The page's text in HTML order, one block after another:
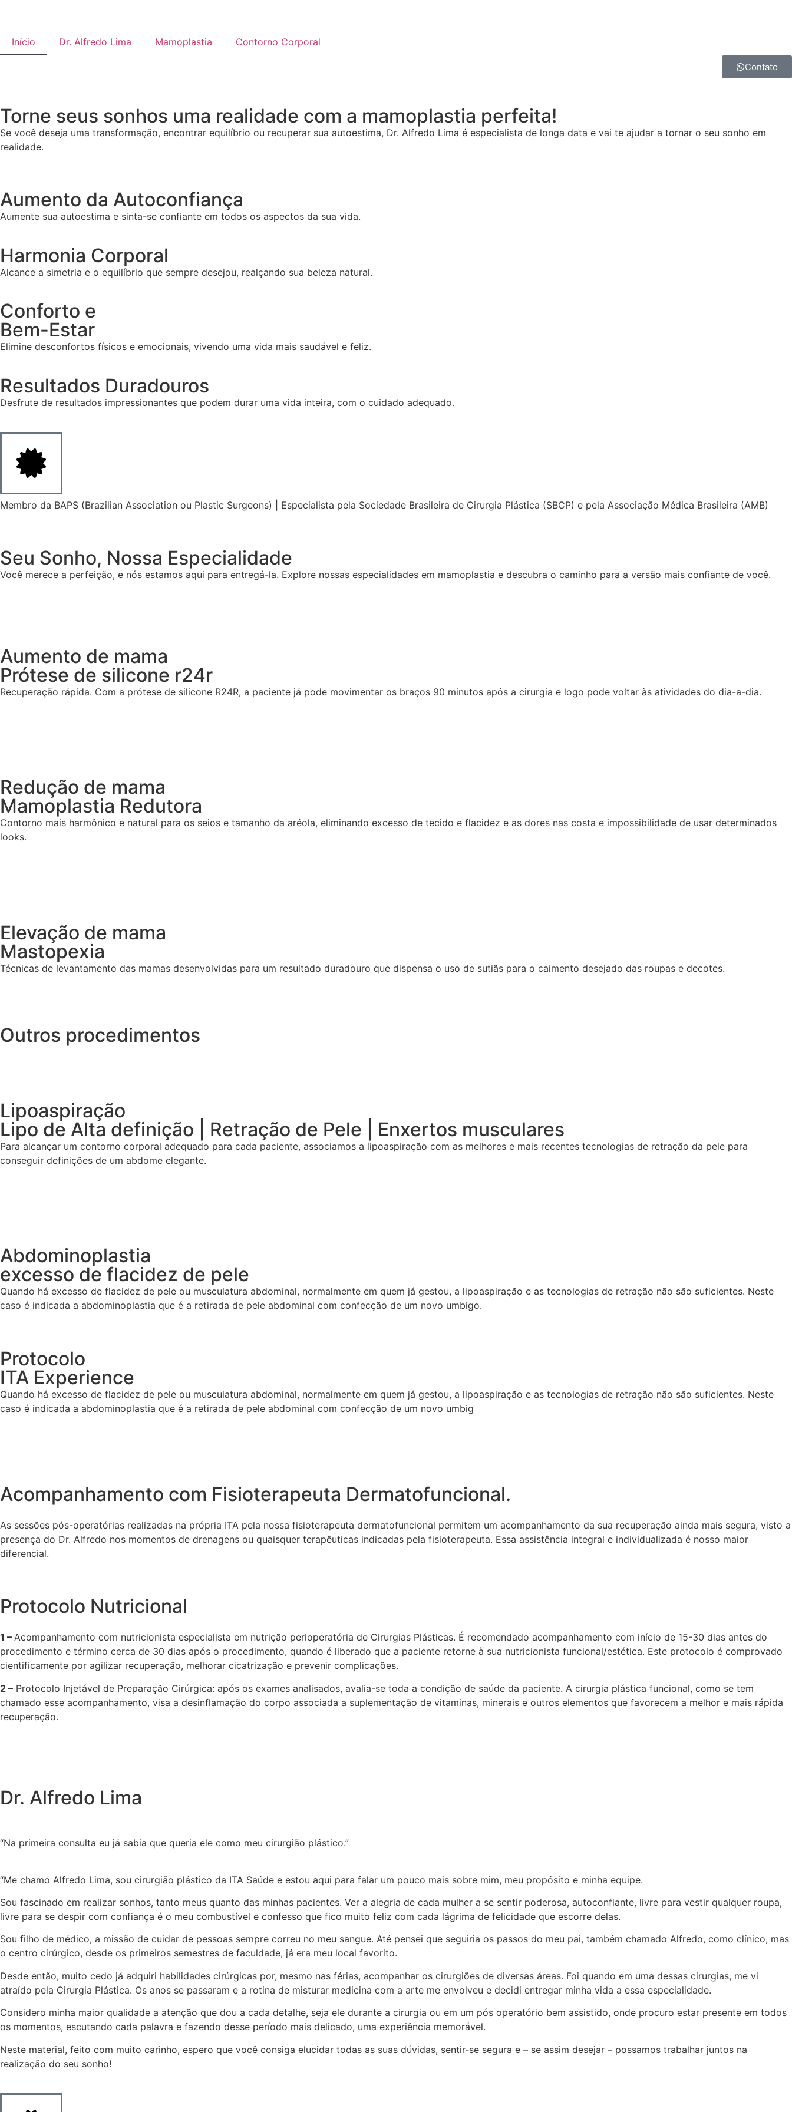
Início Dr. Alfredo Lima Mamoplastia Contorno Corporal
Contato
Torne seus sonhos uma realidade com a mamoplastia perfeita!
Se você deseja uma transformação, encontrar equilíbrio ou recuperar sua autoestima, Dr. Alfredo Lima é especialista de longa data e vai te ajudar a tornar o seu sonho em
realidade.
Aumento da Autoconfiança
Aumente sua autoestima e sinta-se confiante em todos os aspectos da sua vida.
Harmonia Corporal
Alcance a simetria e o equilíbrio que sempre desejou, realçando sua beleza natural.
Conforto e
Bem-Estar
Elimine desconfortos físicos e emocionais, vivendo uma vida mais saudável e feliz.
Resultados Duradouros
Desfrute de resultados impressionantes que podem durar uma vida inteira, com o cuidado adequado.
Membro da BAPS (Brazilian Association ou Plastic Surgeons) | Especialista pela Sociedade Brasileira de Cirurgia Plástica (SBCP) e pela Associação Médica Brasileira (AMB)
Seu Sonho, Nossa Especialidade
Você merece a perfeição, e nós estamos aqui para entregá-la. Explore nossas especialidades em mamoplastia e descubra o caminho para a versão mais confiante de você.
Aumento de mama
Prótese de silicone r24r
Recuperação rápida. Com a prótese de silicone R24R, a paciente já pode movimentar os braços 90 minutos após a cirurgia e logo pode voltar às atividades do dia-a-dia.
Redução de mama
Mamoplastia Redutora
Contorno mais harmônico e natural para os seios e tamanho da aréola, eliminando excesso de tecido e flacidez e as dores nas costa e impossibilidade de usar determinados
looks.
Elevação de mama
Mastopexia
Técnicas de levantamento das mamas desenvolvidas para um resultado duradouro que dispensa o uso de sutiãs para o caimento desejado das roupas e decotes.
Outros procedimentos
Lipoaspiração
Lipo de Alta definição | Retração de Pele | Enxertos musculares
Para alcançar um contorno corporal adequado para cada paciente, associamos a lipoaspiração com as melhores e mais recentes tecnologias de retração da pele para
conseguir definições de um abdome elegante.
Abdominoplastia
excesso de flacidez de pele
Quando há excesso de flacidez de pele ou musculatura abdominal, normalmente em quem já gestou, a lipoaspiração e as tecnologias de retração não são suficientes. Neste
caso é indicada a abdominoplastia que é a retirada de pele abdominal com confecção de um novo umbigo.
Protocolo
ITA Experience
Quando há excesso de flacidez de pele ou musculatura abdominal, normalmente em quem já gestou, a lipoaspiração e as tecnologias de retração não são suficientes. Neste
caso é indicada a abdominoplastia que é a retirada de pele abdominal com confecção de um novo umbig
Acompanhamento com Fisioterapeuta Dermatofuncional.
As sessões pós-operatórias realizadas na própria ITA pela nossa fisioterapeuta dermatofuncional permitem um acompanhamento da sua recuperação ainda mais segura, visto a
presença do Dr. Alfredo nos momentos de drenagens ou quaisquer terapêuticas indicadas pela fisioterapeuta. Essa assistência integral e individualizada é nosso maior
diferencial.
Protocolo Nutricional
1 – Acompanhamento com nutricionista especialista em nutrição perioperatória de Cirurgias Plásticas. É recomendado acompanhamento com início de 15-30 dias antes do
procedimento e término cerca de 30 dias após o procedimento, quando é liberado que a paciente retorne à sua nutricionista funcional/estética. Este protocolo é comprovado
cientificamente por agilizar recuperação, melhorar cicatrização e prevenir complicações.
2 – Protocolo Injetável de Preparação Cirúrgica: após os exames analisados, avalia-se toda a condição de saúde da paciente. A cirurgia plástica funcional, como se tem
chamado esse acompanhamento, visa a desinflamação do corpo associada a suplementação de vitaminas, minerais e outros elementos que favorecem a melhor e mais rápida
recuperação.
Dr. Alfredo Lima
“Na primeira consulta eu já sabia que queria ele como meu cirurgião plástico.”
“Me chamo Alfredo Lima, sou cirurgião plástico da ITA Saúde e estou aqui para falar um pouco mais sobre mim, meu propósito e minha equipe.
Sou fascinado em realizar sonhos, tanto meus quanto das minhas pacientes. Ver a alegria de cada mulher a se sentir poderosa, autoconfiante, livre para vestir qualquer roupa,
livre para se despir com confiança é o meu combustível e confesso que fico muito feliz com cada lágrima de felicidade que escorre delas.
Sou filho de médico, a missão de cuidar de pessoas sempre correu no meu sangue. Até pensei que seguiria os passos do meu pai, também chamado Alfredo, como clínico, mas
o centro cirúrgico, desde os primeiros semestres de faculdade, já era meu local favorito.
Desde então, muito cedo já adquiri habilidades cirúrgicas por, mesmo nas férias, acompanhar os cirurgiões de diversas áreas. Foi quando em uma dessas cirurgias, me vi
atraído pela Cirurgia Plástica. Os anos se passaram e a rotina de misturar medicina com a arte me envolveu e decidi entregar minha vida a essa especialidade.
Considero minha maior qualidade a atenção que dou a cada detalhe, seja ele durante a cirurgia ou em um pós operatório bem assistido, onde procuro estar presente em todos
os momentos, escutando cada palavra e fazendo desse período mais delicado, uma experiência memorável.
Neste material, feito com muito carinho, espero que você consiga elucidar todas as suas dúvidas, sentir-se segura e – se assim desejar – possamos trabalhar juntos na
realização do seu sonho!